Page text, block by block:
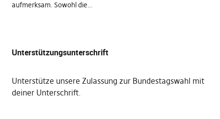
aufmerksam. Sowohl die…
Unterstützungsunterschrift
Unterstütze unsere Zulassung zur Bundestagswahl mit
deiner Unterschrift.